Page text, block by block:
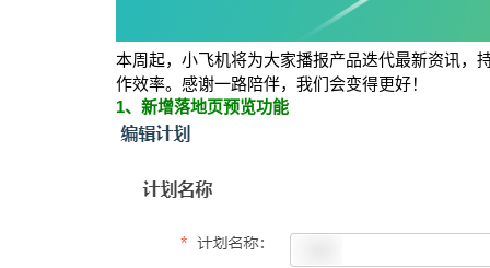
本周起，小飞机将为大家播报产品迭代最新资讯，
作效率。感谢一路陪伴，我们会变得更好！
1、新增落地页预览功能